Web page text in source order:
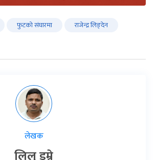
फुटको संघारमा
राजेन्द्र लिङ्देन
लेखक